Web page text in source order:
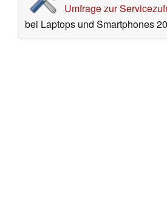
Umfrage zur
bei Laptops und Smartphones